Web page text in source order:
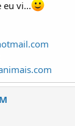
eu vi...